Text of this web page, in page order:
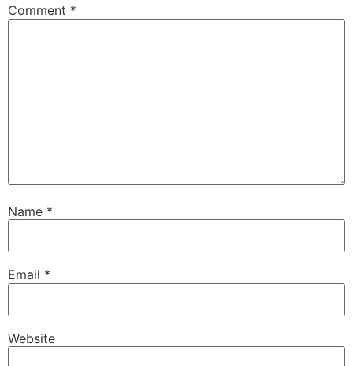
Comment *
Name *
Email *
Website